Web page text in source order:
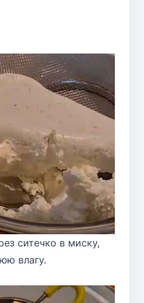
ситечко в миску,
влагу.